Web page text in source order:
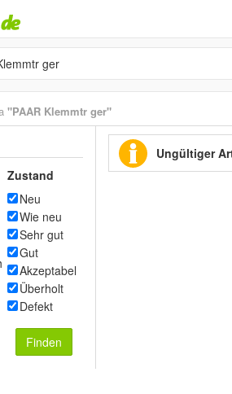
"PAAR Klemmtr ger"
Zustand
Neu
Wie neu
Sehr gut
Gut
Akzeptabel
Überholt
Defekt
Finden
Ungültiger